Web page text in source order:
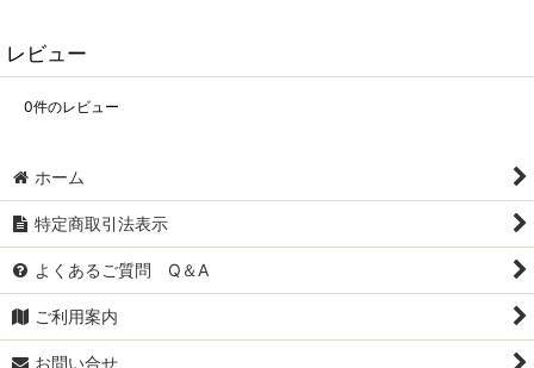
レビュー
0件のレビュー
ホーム
特定商取引法表示
よくあるご質問 Q＆A
ご利用案内
お問い合せ